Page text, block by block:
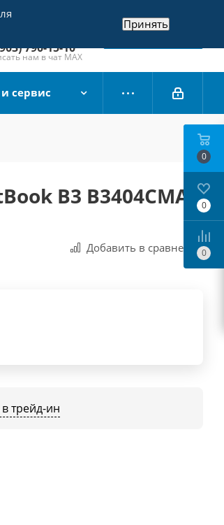
790-15-10
продаж
790-15-10
нам в чат MAX
Заказать звонок
сервис
B3 B3404CMA-
Добавить в сравнения
трейд-ин
0
0
0
Принять